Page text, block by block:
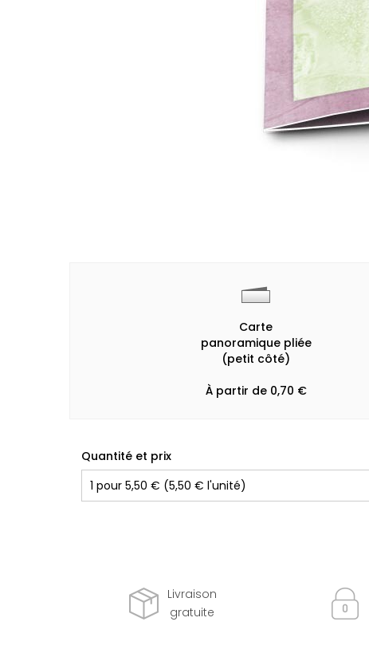
Carte
panoramique pliée
(petit côté)
À partir de 0,70 €
Quantité et prix
Livraison
gratuite